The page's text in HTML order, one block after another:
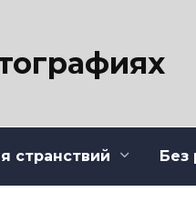
странствий Без